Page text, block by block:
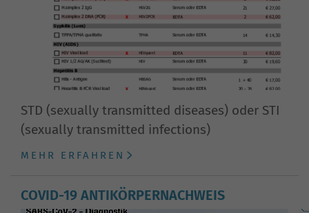
STD (sexually transmitted diseases) oder STI
(sexually transmitted infections)
MEHR ERFAHREN
COVID-19 ANTIKÖRPERNACHWEIS